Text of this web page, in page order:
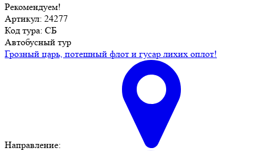
Рекомендуем!
Артикул: 24277
Код тура: СБ
Автобусный тур
Грозный царь, потешный флот и гусар лихих оплот!
Направление: